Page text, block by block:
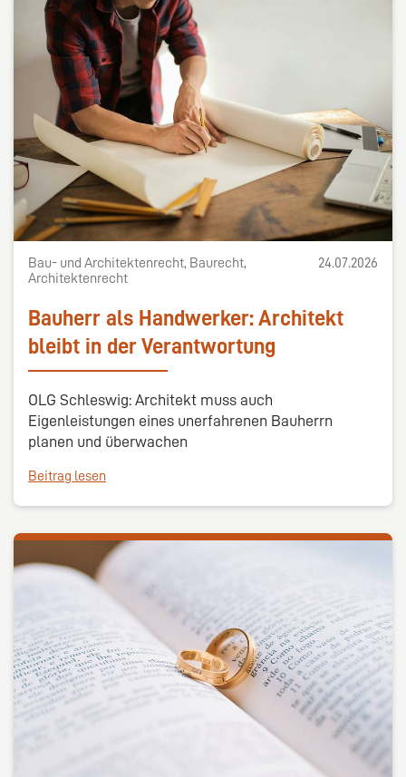
Bau- und Architektenrecht, Baurecht,
Architektenrecht
24.07.2026
Bauherr als Handwerker: Architekt
bleibt in der Verantwortung
OLG Schleswig: Architekt muss auch
Eigenleistungen eines unerfahrenen Bauherrn
planen und überwachen
Beitrag lesen